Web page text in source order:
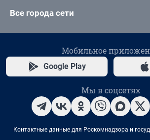
Все города сети
Мобильное
Google Play
Мы в соцсетях
Контактные данные для Роскомнадзора и